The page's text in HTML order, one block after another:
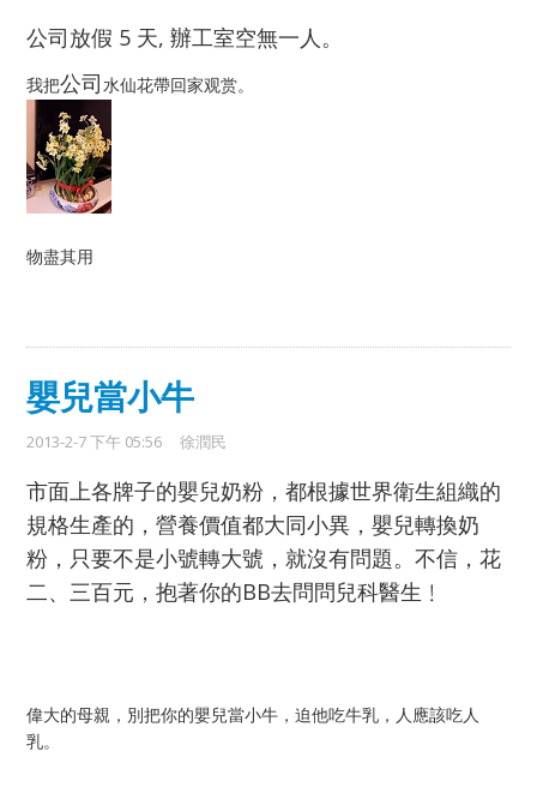
公司放假 5 天, 辦工室空無一人。
我把公司水仙花帶回家观赏。
物盡其用
嬰兒當小牛
2013-2-7 下午 05:56 徐潤民
市面上各牌子的嬰兒奶粉，都根據世界衛生組織的
規格生產的，營養價值都大同小異，嬰兒轉換奶
粉，只要不是小號轉大號，就沒有問題。不信，花
二、三百元，抱著你的BB去問問兒科醫生﹗
偉大的母親，別把你的嬰兒當小牛，迫他吃牛乳，人應該吃人
乳。